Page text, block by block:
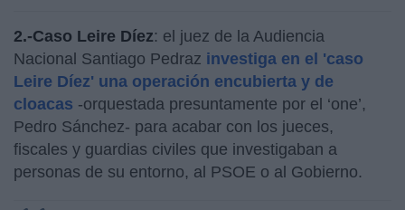
2.-Caso Leire Díez: el juez de la Audiencia
Nacional Santiago Pedraz investiga en el 'caso
Leire Díez' una operación encubierta y de
cloacas -orquestada presuntamente por el ‘one’,
Pedro Sánchez- para acabar con los jueces,
fiscales y guardias civiles que investigaban a
personas de su entorno, al PSOE o al Gobierno.